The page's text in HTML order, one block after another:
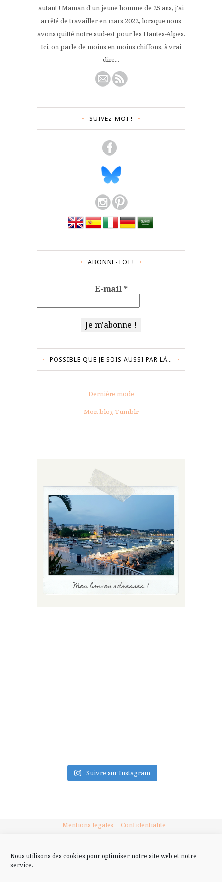
Nous utilisons des cookies pour optimiser notre site web et notre
service.
autant ! Maman d'un jeune homme de 25 ans, j'ai
arrêté de travailler en mars 2022, lorsque nous
avons quitté notre sud-est pour les Hautes-Alpes.
Ici, on parle de moins en moins chiffons, à vrai
dire...
SUIVEZ-MOI !
ABONNE-TOI !
E-mail*
POSSIBLE QUE JE SOIS AUSSI PAR LÀ…
Dernière mode
Mon blog Tumblr
Suivre sur Instagram
Mentions légales Confidentialité